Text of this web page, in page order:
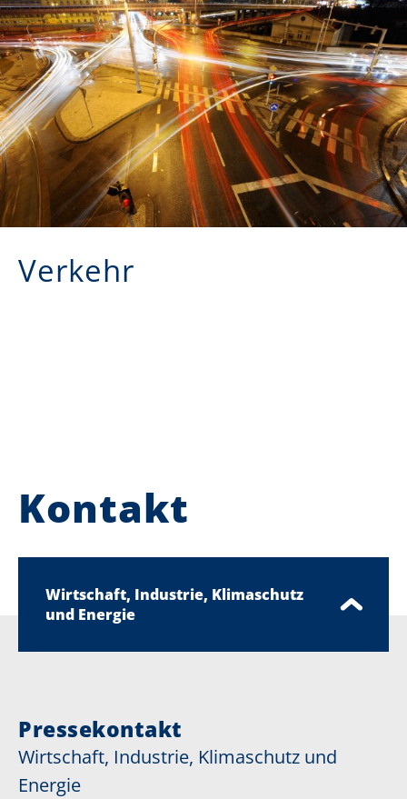
Verkehr
Kontakt
Wirtschaft, Industrie, Klimaschutz
und Energie
Pressekontakt
Wirtschaft, Industrie, Klimaschutz und
Energie